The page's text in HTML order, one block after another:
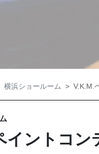
横浜ショールーム V.K.M.
イントコ